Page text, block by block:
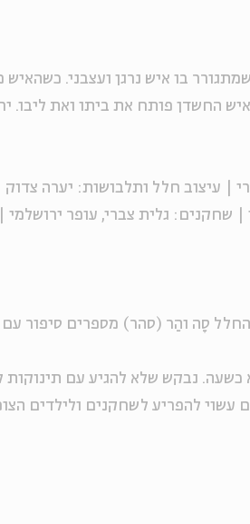
בו איש נרגן ועצבני.
החשדן פותח את ביתו ואת ליבו.
| עיצוב חלל ותלבושות: יערה
| שחקנים: גלית צברי, עופר ירושלמי
סָה והַר (סהר) מספרים סיפור עם
10-5, ומשכה הוא כשעה. נבקש שלא להגיע עם
עשוי להפריע לשחקנים ולילדים